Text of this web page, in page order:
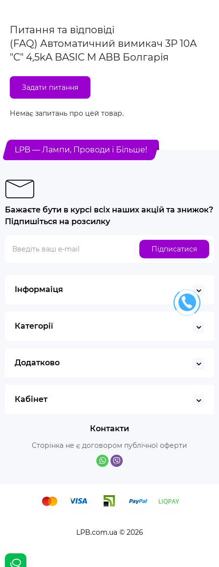
Питання та відповіді
(FAQ) Автоматичний вимикач 3Р 10А
"С" 4,5kA BASIC M ABB Болгарія
Задати питання
Немає запитань про цей товар.
LPB — Лампи, Проводи і Більше!
Бажаєте бути в курсі всіх наших акцій та знижок?
Підпишіться на розсилку
Підписатися
Інформаіця
Категорії
Додатково
Кабінет
Контакти
Сторінка не є договором публічної оферти
LPB.com.ua © 2026